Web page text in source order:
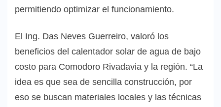
permitiendo optimizar el funcionamiento.
El Ing. Das Neves Guerreiro, valoró los
beneficios del calentador solar de agua de bajo
costo para Comodoro Rivadavia y la región. “La
idea es que sea de sencilla construcción, por
eso se buscan materiales locales y las técnicas